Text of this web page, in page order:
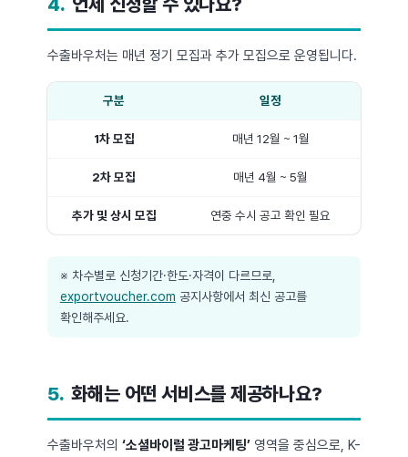
수출바우처는 매년 정기 모집과 추가 모집으로 운영됩니다.
구분 일정
1차 모집 매년 12월 ~ 1월
2차 모집 매년 4월 ~ 5월
추가 및 상시 모집 연중 수시 공고 확인 필요
※ 차수별로 신청기간·한도·자격이 다르므로,
exportvoucher.com 공지사항에서 최신 공고를
확인해주세요.
5. 화해는 어떤 서비스를 제공하나요?
수출바우처의 ‘소셜바이럴 광고마케팅’영역을 중심으로, K-